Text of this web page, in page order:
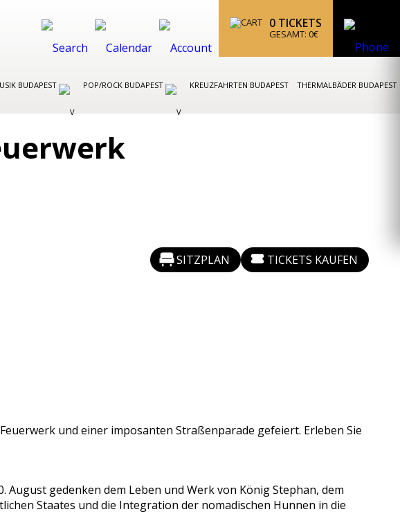
0 TICKETS
GESAMT: 0€
BUDAPEST POP/ROCK BUDAPEST KREUZFAHRTEN BUDAPEST THERMALBÄDER BUDAPEST
SITZPLAN TICKETS KAUFEN
und einer imposanten Straßenparade gefeiert. Erleben Sie
gedenken dem Leben und Werk von König Stephan, dem
Staates und die Integration der nomadischen Hunnen in die